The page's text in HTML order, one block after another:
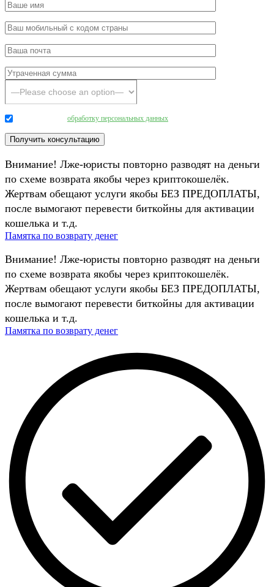
обработку персональных данных
Внимание! Лже-юристы повторно разводят на деньги
по схеме возврата якобы через криптокошелёк.
Жертвам обещают услуги якобы БЕЗ ПРЕДОПЛАТЫ,
после вымогают перевести биткойны для активации
кошелька и т.д.
Памятка по возврату денег
Внимание! Лже-юристы повторно разводят на деньги
по схеме возврата якобы через криптокошелёк.
Жертвам обещают услуги якобы БЕЗ ПРЕДОПЛАТЫ,
после вымогают перевести биткойны для активации
кошелька и т.д.
Памятка по возврату денег